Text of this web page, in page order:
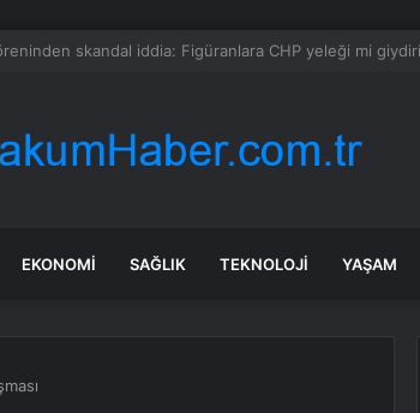
Halk sahilde silahlarla devriye atıyor
EKONOMI SAĞLIK TEKNOLOJI YAŞAM